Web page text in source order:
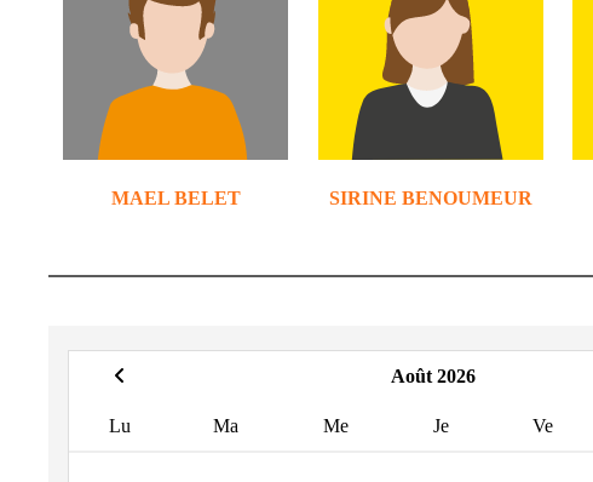
MAEL BELET SIRINE BENOUMEUR
Août 2026
Lu Ma Me Je Ve